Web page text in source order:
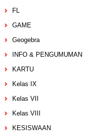
FL
GAME
Geogebra
INFO & PENGUMUMAN
KARTU
Kelas IX
Kelas VII
Kelas VIII
KESISWAAN